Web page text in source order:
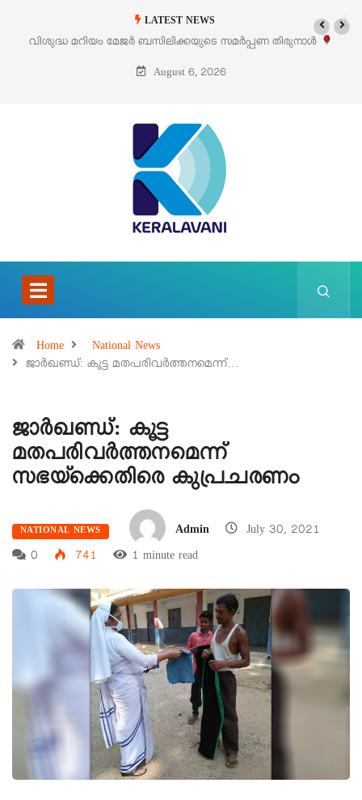
LATEST NEWS
‘പെറ്റൽസ്’ ലൈഫ് സ്റ്റൈൽ എക്സിബിഷനും സെയിലും ഓഗസ്റ്റ് 8-ന്
പെരുമാനൂരിൽ
August 6, 2026
Home
National News
ജാർഖണ്ഡ്: കൂട്ട മതപരിവർത്തനമെന്ന്…
ജാർഖണ്ഡ്: കൂട്ട
മതപരിവർത്തനമെന്ന്
സഭയ്‌ക്കെതിരെ കുപ്രചരണം
NATIONAL NEWS Admin
July 30, 2021
0
741 1 minute read